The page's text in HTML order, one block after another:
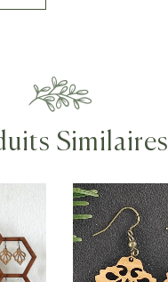
Similaires